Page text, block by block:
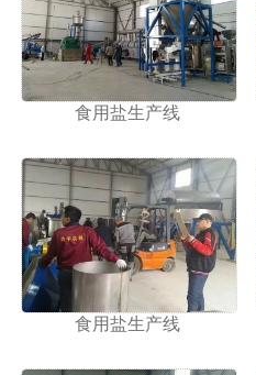
食用盐生产线
食用盐生产线